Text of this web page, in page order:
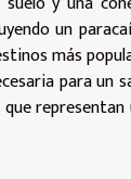
un
más
para un